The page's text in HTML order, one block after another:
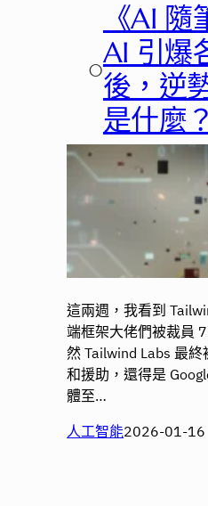
○
《AI 隨
AI 引爆
後，逆
是什麼
這兩週，我看到
端框架大佬們被裁員
然 Tailwind Labs 最
和援助，還得是
體至…
人工智能2026-01-16